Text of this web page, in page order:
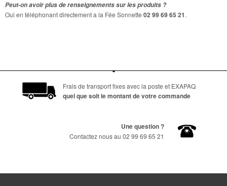
Peut-on avoir plus de renseignements sur les produits ?
Oui en téléphonant directement a la Fée Sonnette 02 99 69 65 21.
Frais de transport fixes avec la poste et EXAPAQ
quel que soit le montant de votre commande
Une question ?
Contactez nous au 02 99 69 65 21